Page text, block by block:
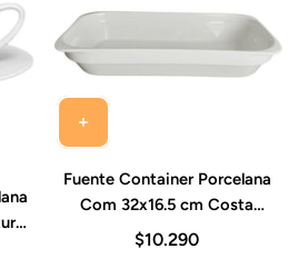
Fuente Container Porcelana
Com 32x16.5 cm Costa
Verde
$10.290